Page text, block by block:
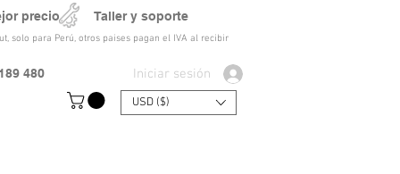
solo para Perú, otros paises pagan el IVA al recibir
Iniciar sesión
480
USD ($)
precio Taller y soporte